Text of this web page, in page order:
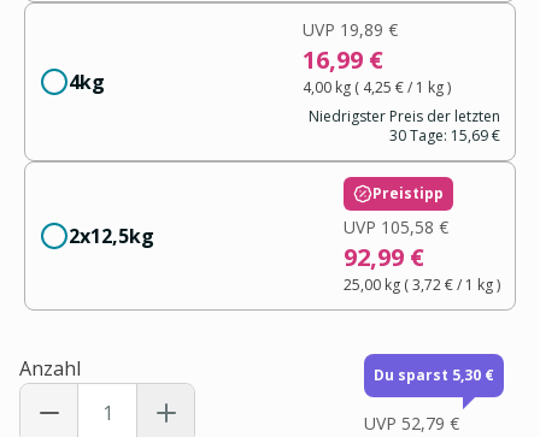
4kg
UVP 19,89 €
16,99 €
4,00 kg( 4,25 €/ 1 kg)
Niedrigster Preis der letzten
30 Tage: 15,69 €
2x12,5kg
Preistipp
UVP 105,58 €
92,99 €
25,00 kg(3,72 €/ 1 kg)
Anzahl Du sparst 5,30 €
UVP 52,79 €